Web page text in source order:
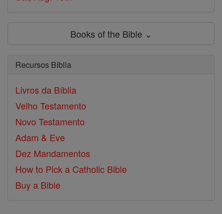
Books of the Bible ⌄
Recursos Bíblia
Livros da Bíblia
Velho Testamento
Novo Testamento
Adam & Eve
Dez Mandamentos
How to Pick a Catholic Bible
Buy a Bible